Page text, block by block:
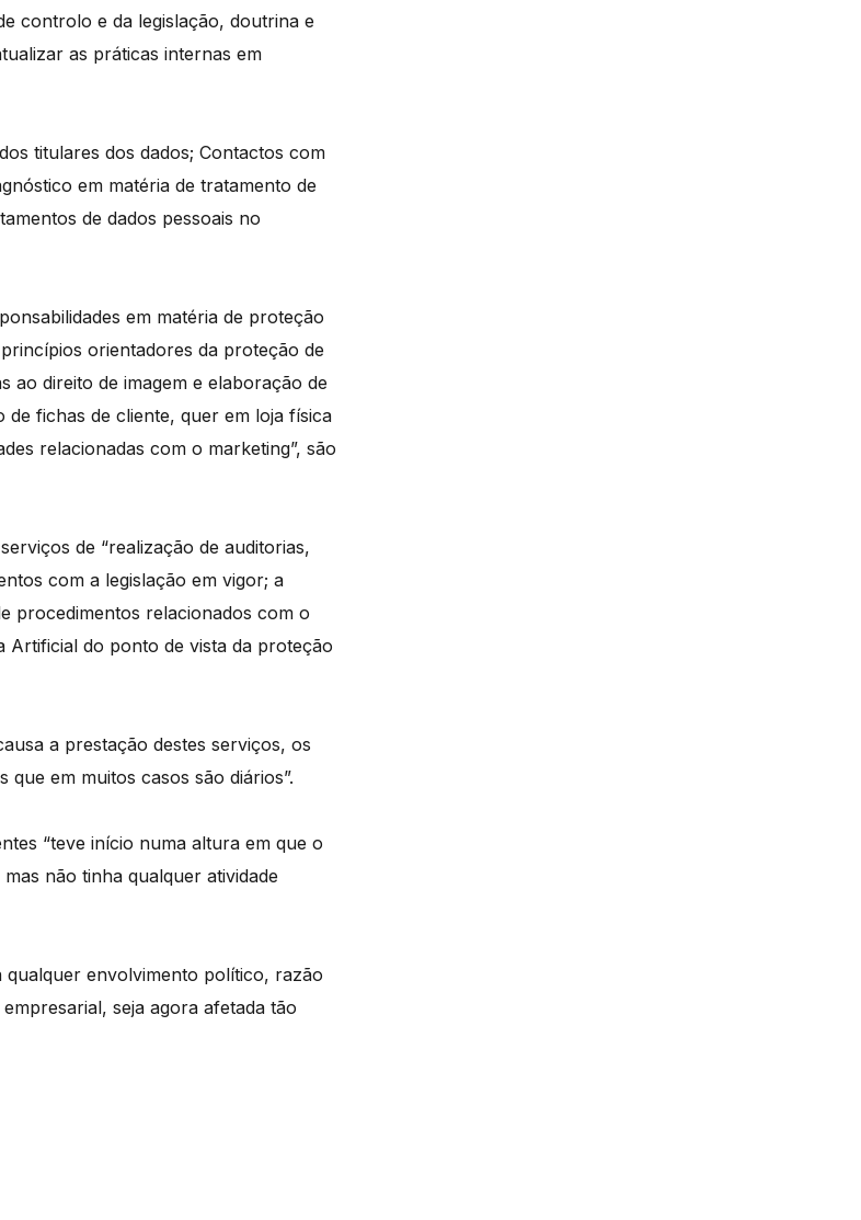
controlo e da legislação, doutrina e
as práticas internas em
titulares dos dados; Contactos com
em matéria de tratamento de
de dados pessoais no
em matéria de proteção
orientadores da proteção de
ao direito de imagem e elaboração de
fichas de cliente, quer em loja física
relacionadas com o marketing”, são
de “realização de auditorias,
com a legislação em vigor; a
procedimentos relacionados com o
Artificial do ponto de vista da proteção
a prestação destes serviços, os
em muitos casos são diários”.
“teve início numa altura em que o
não tinha qualquer atividade
qualquer envolvimento político, razão
seja agora afetada tão